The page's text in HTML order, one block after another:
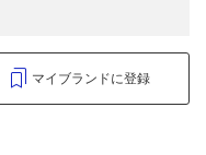
マイブランドに登録